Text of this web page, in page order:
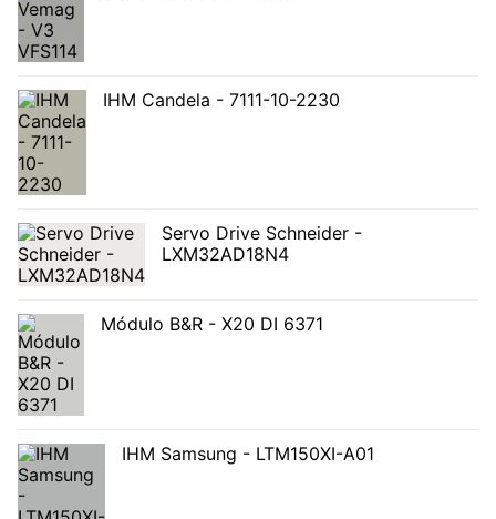
IHM Candela - 7111-10-2230
Servo Drive Schneider -
LXM32AD18N4
Módulo B&R - X20 DI 6371
IHM Samsung - LTM150XI-A01